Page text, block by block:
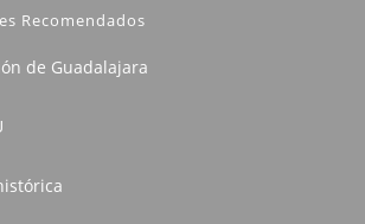
Recomendados
de Guadalajara